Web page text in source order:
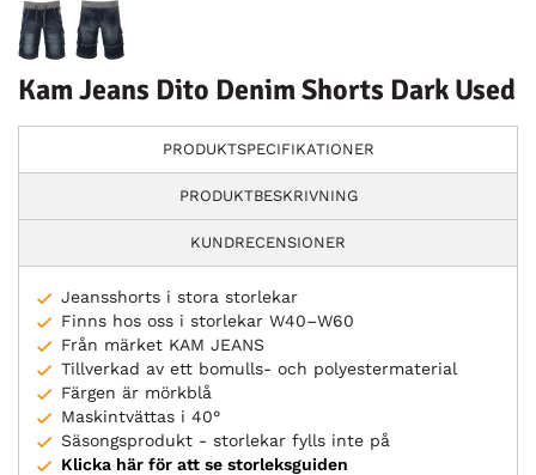
Kam Jeans Dito Denim Shorts Dark Used
PRODUKTSPECIFIKATIONER
PRODUKTBESKRIVNING
KUNDRECENSIONER
Jeansshorts i stora storlekar
Finns hos oss i storlekar W40–W60
Från märket KAM JEANS
Tillverkad av ett bomulls- och polyestermaterial
Färgen är mörkblå
Maskintvättas i 40°
Säsongsprodukt - storlekar fylls inte på
Klicka här för att se storleksguiden